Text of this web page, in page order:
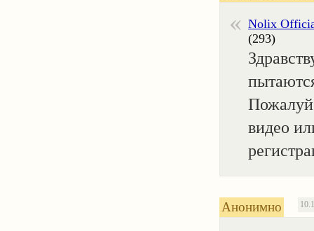
Nolix
(293)
видео
Анонимно